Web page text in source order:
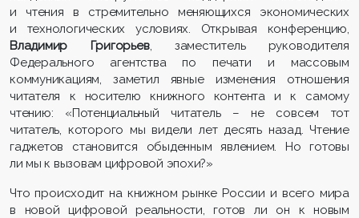
и чтения в стремительно меняющихся экономических
и технологических условиях. Открывая конференцию,
Владимир Григорьев, заместитель руководителя
Федерального агентства по печати и массовым
коммуникациям, заметил явные изменения отношения
читателя к носителю книжного контента и к самому
чтению: «Потенциальный читатель – не совсем тот
читатель, которого мы видели лет десять назад. Чтение
гаджетов становится обыденным явлением. Но готовы
ли мы к вызовам цифровой эпохи?»
Что происходит на книжном рынке России и всего мира
в новой цифровой реальности, готов ли он к новым